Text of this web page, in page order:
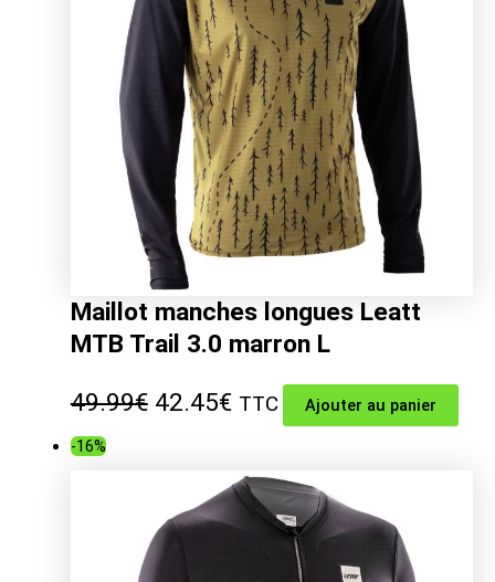
Maillot manches longues Leatt
MTB Trail 3.0 marron L
49.99€ Le
était :
49.99€.
42.45€Le
actuel
est :
42.45€.
TTC Ajouter au panier
-16%